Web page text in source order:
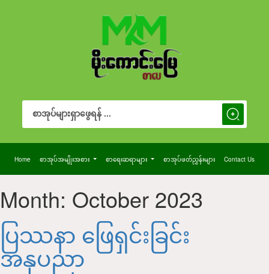
Search
for:
Search Button
Home စာအုပ်အမျိုးအစား စာရေးဆရာများ စာအုပ်ဖတ်ညွှန်းများ Contact Us
Month: October 2023
ပြဿနာ ဖြေရှင်းခြင်း
အနုပညာ